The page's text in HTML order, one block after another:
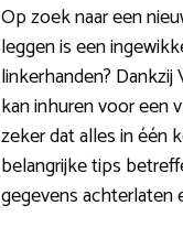
Op zoek naar een
leggen is een
linkerhanden?
kan inhuren voor een
zeker dat alles in één
belangrijke tips
gegevens achterlaten